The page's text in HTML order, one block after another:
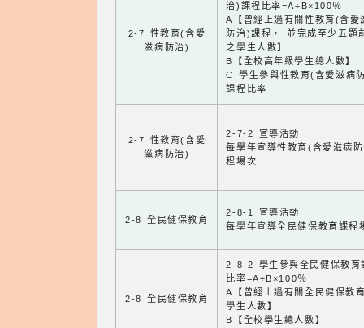
2-7 性教育(含愛
滋病防治)
治)課程比率=A÷B×100％
A【曾經上過有關性教育(含愛
防治)課程， 並完成至少五題
之學生人數】
B【全校高年級學生總人數】
C 學生參與性教育(含愛滋病
課程比率
2-7 性教育(含愛
滋病防治)
2-7-2 宣導活動
每學年宣導性教育(含愛滋病
程場次
2-8 全民健保教育
2-8-1 宣導活動
每學年宣導全民健保教育課程
2-8 全民健保教育
2-8-2 學生參與全民健保教育
比率=A÷B×100％
A【曾經上過有關全民健保教
學生人數】
B【全校學生總人數】